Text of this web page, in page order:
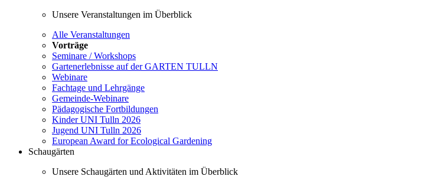
Unsere Veranstaltungen im Überblick
Alle Veranstaltungen
Vorträge
Seminare / Workshops
Gartenerlebnisse auf der GARTEN TULLN
Webinare
Fachtage und Lehrgänge
Gemeinde-Webinare
Pädagogische Fortbildungen
Kinder UNI Tulln 2026
Jugend UNI Tulln 2026
European Award for Ecological Gardening
Schaugärten
Unsere Schaugärten und Aktivitäten im Überblick